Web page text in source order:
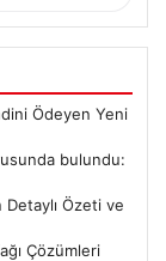
Ödeyen Yeni
bulundu:
Detaylı Özeti ve
Çözümleri